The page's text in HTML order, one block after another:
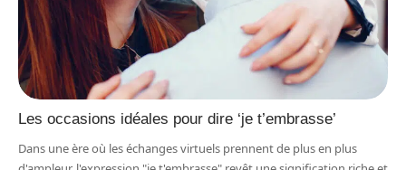
Les occasions idéales pour dire ‘je t’embrasse’
Dans une ère où les échanges virtuels prennent de plus en plus